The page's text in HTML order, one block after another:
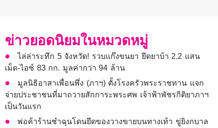
ข่าวยอดนิยมในหมวดหมู่
ไล่ล่าระทึก 5 จังหวัด! รวบแก๊งขนยา ยึดยาบ้า 2.2 แสน
เม็ด-ไอซ์ 83 กก. มูลค่ากว่า 94 ล้าน
มูลนิธิอาสาเพื่อนพึ่ง (ภาฯ) ตั้งโรงครัวพระราชทาน แจก
จ่ายประชาชนที่มาถวายสักการะพระศพ เจ้าฟ้าพัชรกิติยาภาฯ
เป็นวันแรก
พ่อค้าร้านชำฉุนโดนยึดของวางขายบนทางเท้า ขู่ยิงกบาล